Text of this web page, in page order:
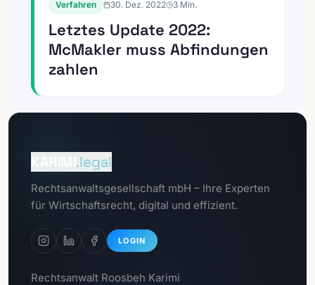
Verfahren 30. Dez. 2022 3 Min.
Letztes Update 2022:
McMakler muss Abfindungen
zahlen
.legal
Rechtsanwaltsgesellschaft mbH – Ihre Experten
für Wirtschaftsrecht, digital und effizient.
LOGIN
Zum
Datenschutzportal
Rechtsanwalt Roosbeh Karimi